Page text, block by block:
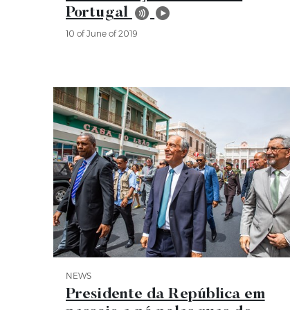
Portugal
10 of June of 2019
Category News
NEWS
Presidente da República em